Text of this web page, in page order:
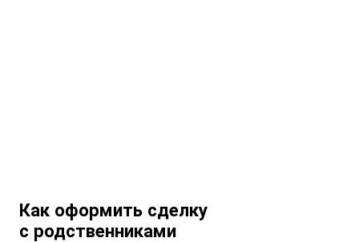
Как оформить сделку
с родственниками